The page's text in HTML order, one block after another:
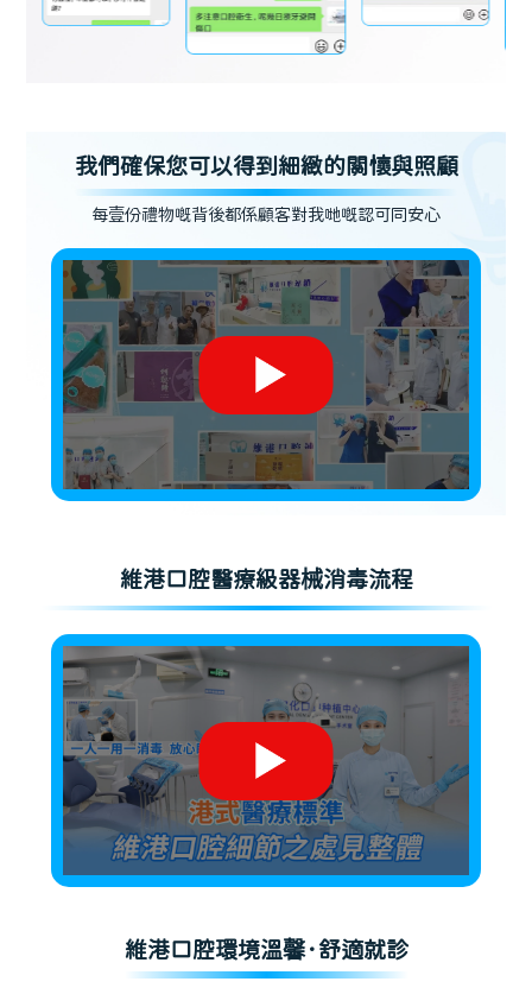
我們確保您可以得到細緻的關懷與照顧
每壹份禮物嘅背後都係顧客對我哋嘅認可同安心
維港口腔醫療級器械消毒流程
維港口腔環境溫馨·舒適就診